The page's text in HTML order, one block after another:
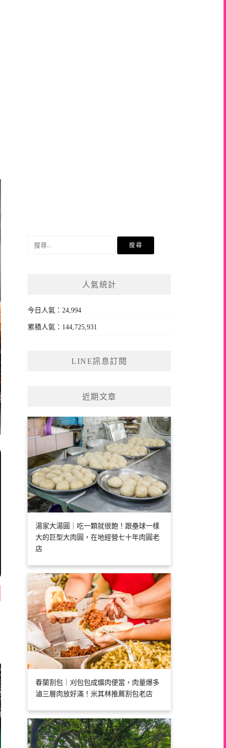
人氣統計
今日人氣：24,994
累積人氣：144,725,931
LINE訊息訂閱
近期文章
湯家大湯圓｜吃一顆就很飽！跟壘球一樣
大的巨型大肉圓，在地經營七十年肉圓老
店
春蘭割包｜刈包包成爌肉便當，肉量爆多
滷三層肉放好滿！米其林推薦割包老店